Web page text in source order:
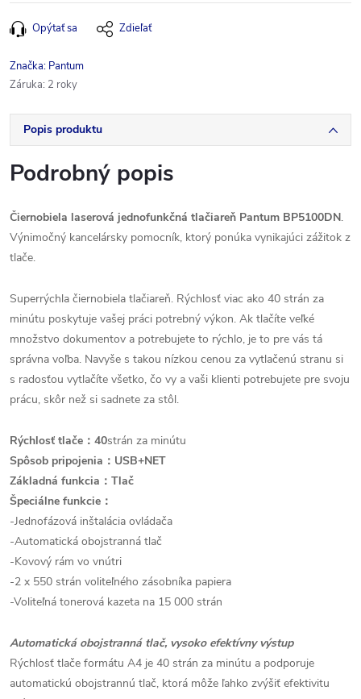
Opýtať sa Zdieľať
Značka: Pantum
Záruka: 2 roky
Popis produktu
Podrobný popis
Čiernobiela laserová jednofunkčná tlačiareň Pantum BP5100DN.
Výnimočný kancelársky pomocník, ktorý ponúka vynikajúci zážitok z
tlače.
Superrýchla čiernobiela tlačiareň. Rýchlosť viac ako 40 strán za
minútu poskytuje vašej práci potrebný výkon. Ak tlačíte veľké
množstvo dokumentov a potrebujete to rýchlo, je to pre vás tá
správna voľba. Navyše s takou nízkou cenou za vytlačenú stranu si
s radosťou vytlačíte všetko, čo vy a vaši klienti potrebujete pre svoju
prácu, skôr než si sadnete za stôl.
Rýchlosť tlače：40strán za minútu
Spôsob pripojenia：USB+NET
Základná funkcia：Tlač
Špeciálne funkcie：
-Jednofázová inštalácia ovládača
-Automatická obojstranná tlač
-Kovový rám vo vnútri
-2 x 550 strán voliteľného zásobníka papiera
-Voliteľná tonerová kazeta na 15 000 strán
Automatická obojstranná tlač, vysoko efektívny výstup
Rýchlosť tlače formátu A4 je 40 strán za minútu a podporuje
automatickú obojstrannú tlač, ktorá môže ľahko zvýšiť efektivitu